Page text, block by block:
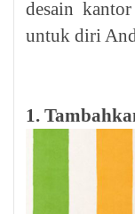
desain
untuk diri
1.